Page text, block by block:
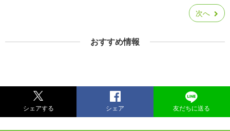
次へ
おすすめ情報
シェアする シェア 友だちに送る